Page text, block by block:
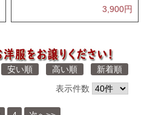
3,900円
安い順 高い順
新着順
表示件数